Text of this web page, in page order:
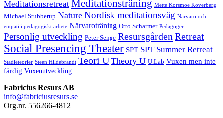
Meditationsretreat Meditationsträning Mette Korsmoe Koverberg
Michael Stubberup Nature Nordisk meditationsväg Närvaro och
empati i pedagogiskt arbete Närvaroträning Otto Scharmer Pedagoger
Personlig utveckling Peter Senge Resursgården Retreat
Social Presencing Theater SPT SPT Summer Retreat
Stadieteorier Steen Hildebrandt Teori U Theory U U.Lab Vuxen men inte
färdig Vuxenutveckling
Fabricius Resurs AB
info@fabriciusresurs.se
Org.nr. 556266-4812